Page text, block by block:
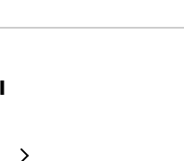
оплаты счета.